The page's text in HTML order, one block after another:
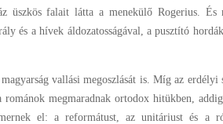
üszkös falait látta a menekülő Rogerius.
és a hívek áldozatosságával, a pusztító
vallási megoszlását is. Míg az erdélyi
megmaradnak ortodox hitükben,
el: a reformátust, az unitáriust és a